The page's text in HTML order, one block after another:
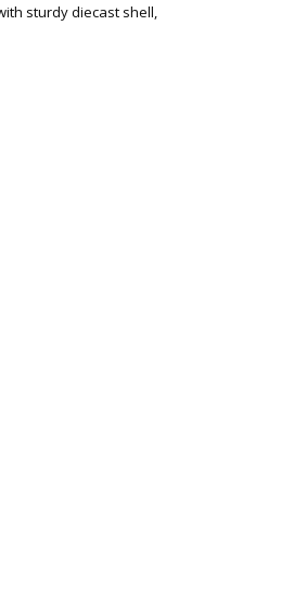
sturdy diecast shell,